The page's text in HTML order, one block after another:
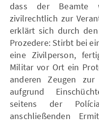
dass der Beamte
zivilrechtlich zur
erklärt sich durch
Prozedere: Stirbt bei
eine Zivilperson,
Militar vor Ort ein
anderen Zeugen
aufgrund
seitens der
anschließenden